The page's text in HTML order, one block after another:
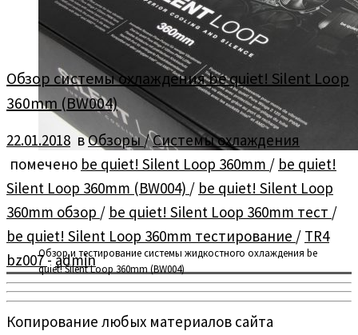
Обзор и тестирование системы жидкостного охлаждения be
quiet! Silent Loop 360mm (BW004)
Обзор системы охлаждения be quiet! Silent Loop
360mm (BW004)
22.01.2018 вОбзоры/Системы охлаждения
помечено be quiet! Silent Loop 360mm / be quiet!
Silent Loop 360mm (BW004) / be quiet! Silent Loop
360mm обзор / be quiet! Silent Loop 360mm тест /
be quiet! Silent Loop 360mm тестирование / TR4
bz007-admin
Копирование любых материалов сайта